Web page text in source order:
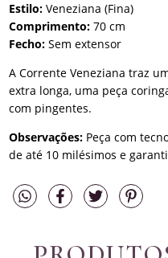
Estilo: Veneziana (Fina)
Comprimento: 70 cm
Fecho: Sem extensor
A Corrente Veneziana traz
extra longa, uma peça
com pingentes.
Observações: Peça com
de até 10 milésimos e